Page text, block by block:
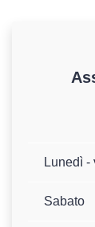
Lunedì -
Sabato